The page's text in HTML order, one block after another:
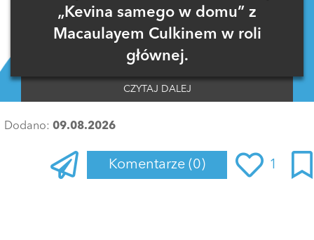
„Kevina samego w domu” z
Macaulayem Culkinem w roli
głównej.
CZYTAJ DALEJ
Dodano: 09.08.2026
Komentarze (0) 1